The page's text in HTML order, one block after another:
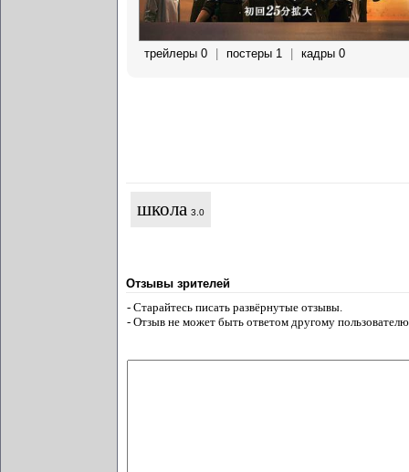
трейлеры 0 | постеры 1 | кадры 0
школа 3.0
Отзывы зрителей
- Старайтесь писать развёрнутые отзывы.
- Отзыв не может быть ответом другому